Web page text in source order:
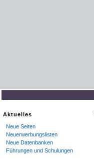
Aktuelles
Neue Seiten
Neuerwerbungslisten
Neue Datenbanken
Führungen und Schulungen